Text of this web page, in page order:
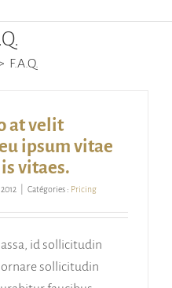
F.A.Q.
at velit
ipsum vitae
vitaes.
Catégories : Pricing
id sollicitudin
sollicitudin